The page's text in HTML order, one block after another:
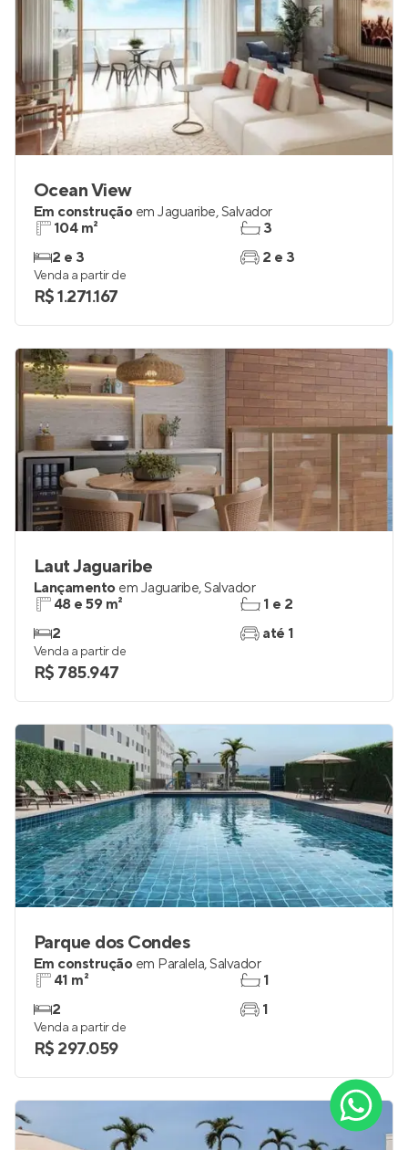
Ocean View
Em construção em Jaguaribe,Salvador
104 m²
2 e 3
3
2 e 3
Venda a partir de
R$ 1.271.167
Laut Jaguaribe
Lançamento em Jaguaribe,Salvador
48 e 59 m²
2
1 e 2
até 1
Venda a partir de
R$ 785.947
Parque dos Condes
Em construção em Paralela,Salvador
41 m²
2
1
1
Venda a partir de
R$ 297.059